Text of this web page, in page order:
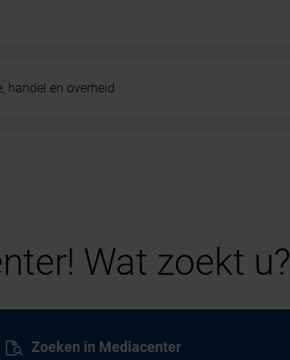
handel en overheid
Wat zoekt u?
Zoeken in Mediacenter